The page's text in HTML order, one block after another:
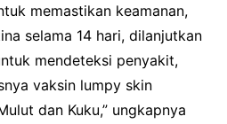
memastikan keamanan,
selama 14 hari, dilanjutkan
mendeteksi penyakit,
vaksin lumpy skin
dan Kuku,” ungkapnya